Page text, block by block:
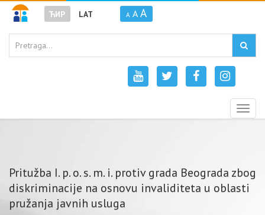
ЋИР LAT A A A
Pritužba I. p. o. s. m. i. protiv grada Beograda zbog
diskriminacije na osnovu invaliditeta u oblasti
pružanja javnih usluga